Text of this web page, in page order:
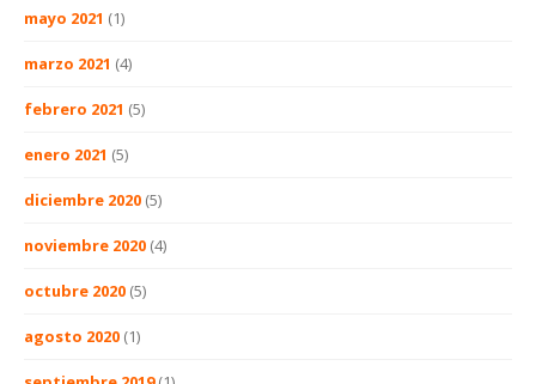
mayo 2021 (1)
marzo 2021 (4)
febrero 2021 (5)
enero 2021 (5)
diciembre 2020 (5)
noviembre 2020 (4)
octubre 2020 (5)
agosto 2020 (1)